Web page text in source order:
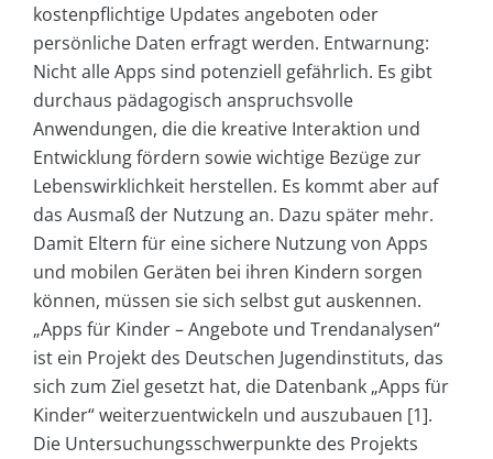
kostenpflichtige Updates angeboten oder
persönliche Daten erfragt werden. Entwarnung:
Nicht alle Apps sind potenziell gefährlich. Es gibt
durchaus pädagogisch anspruchsvolle
Anwendungen, die die kreative Interaktion und
Entwicklung fördern sowie wichtige Bezüge zur
Lebenswirklichkeit herstellen. Es kommt aber auf
das Ausmaß der Nutzung an. Dazu später mehr.
Damit Eltern für eine sichere Nutzung von Apps
und mobilen Geräten bei ihren Kindern sorgen
können, müssen sie sich selbst gut auskennen.
„Apps für Kinder – Angebote und Trendanalysen“
ist ein Projekt des Deutschen Jugendinstituts, das
sich zum Ziel gesetzt hat, die Datenbank „Apps für
Kinder“ weiterzuentwickeln und auszubauen [1].
Die Untersuchungsschwerpunkte des Projekts